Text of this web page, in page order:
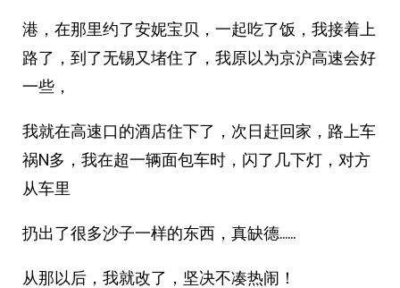
港，在那里约了安妮宝贝，一起吃了饭，我接着上
路了，到了无锡又堵住了，我原以为京沪高速会好
一些，
我就在高速口的酒店住下了，次日赶回家，路上车
祸N多，我在超一辆面包车时，闪了几下灯，对方
从车里
扔出了很多沙子一样的东西，真缺德……
从那以后，我就改了，坚决不凑热闹！